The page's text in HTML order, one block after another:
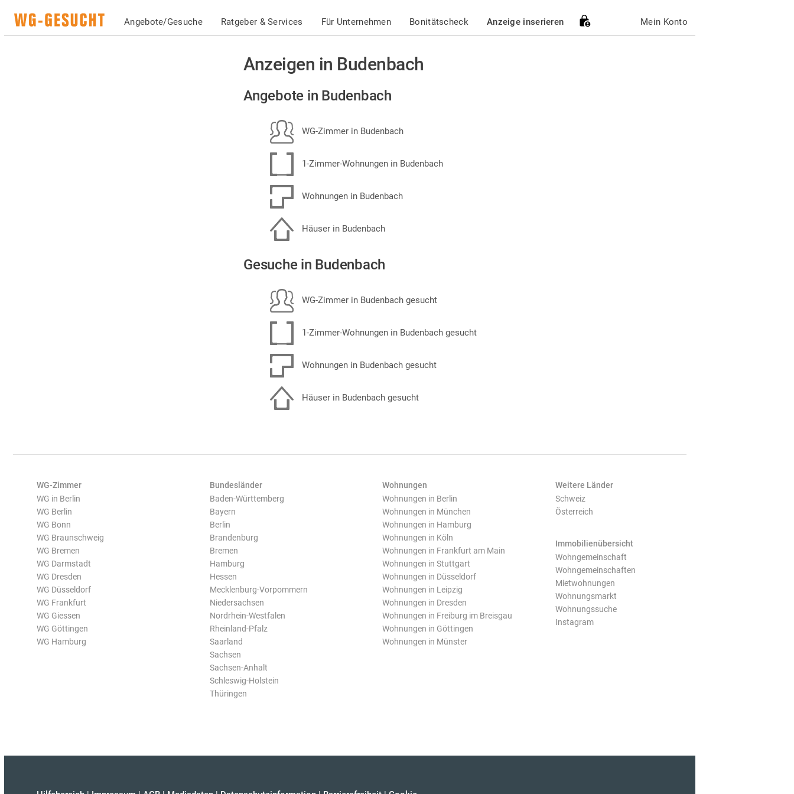
Angebote/Gesuche Ratgeber & Services Für Unternehmen Bonitätscheck Anzeige inserieren Mein Konto
Anzeigen in Budenbach
Angebote in Budenbach
WG-Zimmer in Budenbach
1-Zimmer-Wohnungen in Budenbach
Wohnungen in Budenbach
Häuser in Budenbach
Gesuche in Budenbach
WG-Zimmer in Budenbach gesucht
1-Zimmer-Wohnungen in Budenbach gesucht
Wohnungen in Budenbach gesucht
Häuser in Budenbach gesucht
WG-Zimmer
WG in Berlin
WG Berlin
WG Bonn
WG Braunschweig
WG Bremen
WG Darmstadt
WG Dresden
WG Düsseldorf
WG Frankfurt
WG Giessen
WG Göttingen
WG Hamburg
Bundesländer
Baden-Württemberg
Bayern
Berlin
Brandenburg
Bremen
Hamburg
Hessen
Mecklenburg-Vorpommern
Niedersachsen
Nordrhein-Westfalen
Rheinland-Pfalz
Saarland
Sachsen
Sachsen-Anhalt
Schleswig-Holstein
Thüringen
Wohnungen
Wohnungen in Berlin
Wohnungen in München
Wohnungen in Hamburg
Wohnungen in Köln
Wohnungen in Frankfurt am Main
Wohnungen in Stuttgart
Wohnungen in Düsseldorf
Wohnungen in Leipzig
Wohnungen in Dresden
Wohnungen in Freiburg im Breisgau
Wohnungen in Göttingen
Wohnungen in Münster
Weitere Länder
Schweiz
Österreich
Immobilienübersicht
Wohngemeinschaft
Wohngemeinschaften
Mietwohnungen
Wohnungsmarkt
Wohnungssuche
Instagram